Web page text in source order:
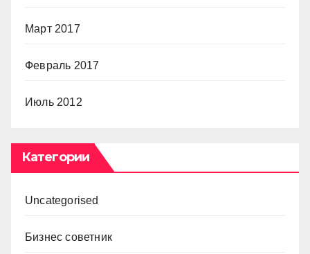
Март 2017
Февраль 2017
Июль 2012
Категории
Uncategorised
Бизнес советник